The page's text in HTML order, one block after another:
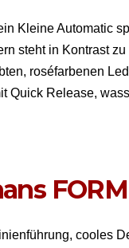
Kleine Auto­mat­ic
ste­ht in Kon­trast
rosé­far­be­nen
Quick Release,
cooles